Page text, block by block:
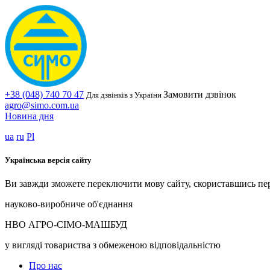
+38 (048) 740 70 47 Для дзвінків з України Замовити дзвінок
agro@simo.com.ua
Новина дня
ua ru Pl
Українська версія сайту
Ви завжди зможете переключити мову сайту, скориставшись
науково-виробниче об'єднання
НВО АГРО-СІМО-МАШБУД
у вигляді товариства з обмеженою відповідальністю
Про нас